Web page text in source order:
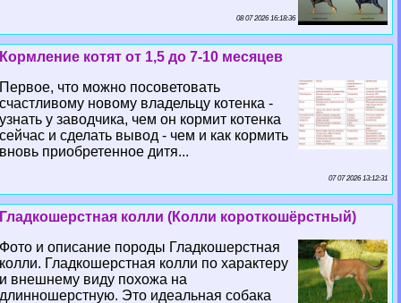
08 07 2026 16:18:36
Кормление котят от 1,5 до 7-10 месяцев
Первое, что можно посоветовать
счастливому новому владельцу котенка -
узнать у заводчика, чем он кормит котенка
сейчас и сделать вывод - чем и как кормить
вновь приобретенное дитя...
07 07 2026 13:12:31
Гладкошерстная колли (Колли короткошёрстный)
Фото и описание породы Гладкошерстная
колли. Гладкошерстная колли по хаpaктеру
и внешнему виду похожа на
длинношерстную. Это идеальная собака